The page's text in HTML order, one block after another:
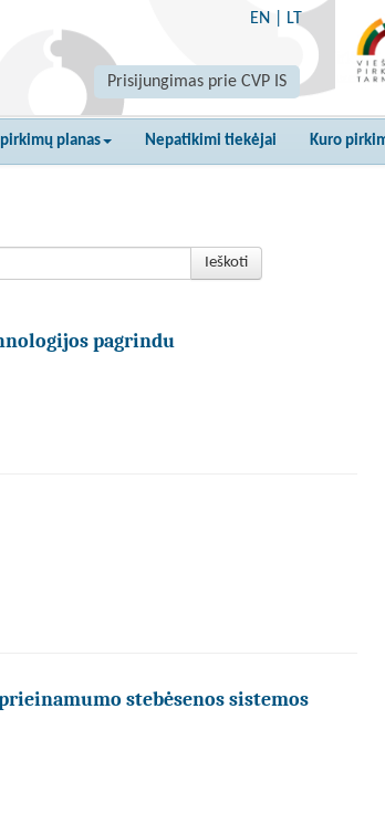
EN LT
Prisijungimas prie CVP IS
planas Nepatikimi tiekėjai Kuro
Ieškoti
pagrindu
stebėsenos sistemos